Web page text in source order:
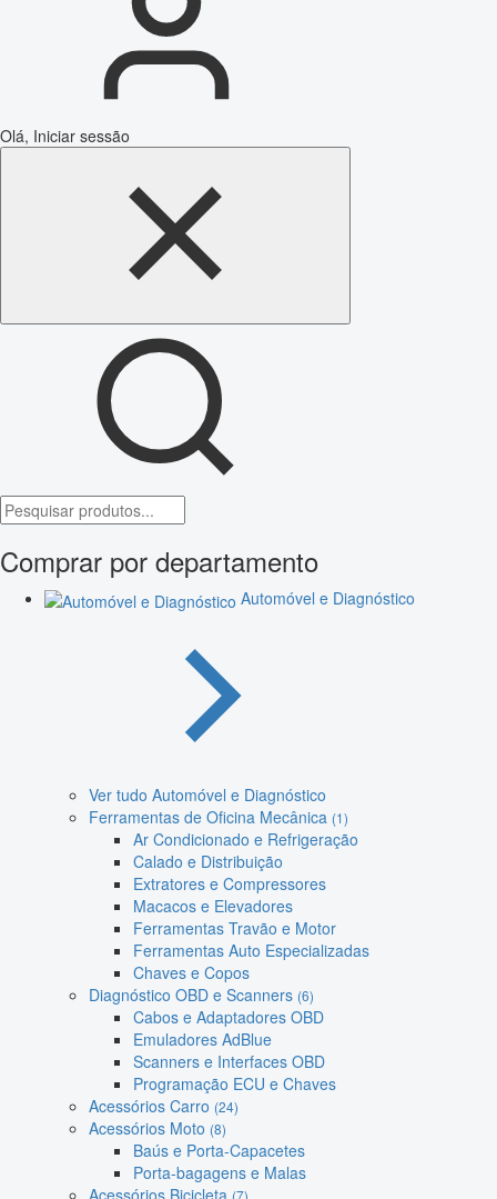
Olá, Iniciar sessão
Comprar por departamento
Automóvel e Diagnóstico
Ver tudo Automóvel e Diagnóstico
Ferramentas de Oficina Mecânica (1)
Ar Condicionado e Refrigeração
Calado e Distribuição
Extratores e Compressores
Macacos e Elevadores
Ferramentas Travão e Motor
Ferramentas Auto Especializadas
Chaves e Copos
Diagnóstico OBD e Scanners (6)
Cabos e Adaptadores OBD
Emuladores AdBlue
Scanners e Interfaces OBD
Programação ECU e Chaves
Acessórios Carro (24)
Acessórios Moto (8)
Baús e Porta-Capacetes
Porta-bagagens e Malas
Acessórios Bicicleta (7)